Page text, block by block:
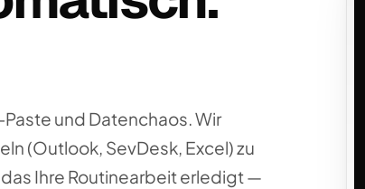
und Datenchaos. Wir
(Outlook, SevDesk, Excel) zu
Ihre Routinearbeit erledigt —